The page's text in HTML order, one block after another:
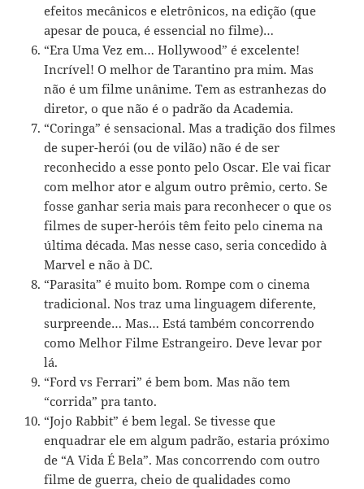
efeitos mecânicos e eletrônicos, na edição (que
apesar de pouca, é essencial no filme)…
“Era Uma Vez em… Hollywood” é excelente!
Incrível! O melhor de Tarantino pra mim. Mas
não é um filme unânime. Tem as estranhezas do
diretor, o que não é o padrão da Academia.
“Coringa” é sensacional. Mas a tradição dos filmes
de super-herói (ou de vilão) não é de ser
reconhecido a esse ponto pelo Oscar. Ele vai ficar
com melhor ator e algum outro prêmio, certo. Se
fosse ganhar seria mais para reconhecer o que os
filmes de super-heróis têm feito pelo cinema na
última década. Mas nesse caso, seria concedido à
Marvel e não à DC.
“Parasita” é muito bom. Rompe com o cinema
tradicional. Nos traz uma linguagem diferente,
surpreende… Mas… Está também concorrendo
como Melhor Filme Estrangeiro. Deve levar por
lá.
“Ford vs Ferrari” é bem bom. Mas não tem
“corrida” pra tanto.
“Jojo Rabbit” é bem legal. Se tivesse que
enquadrar ele em algum padrão, estaria próximo
de “A Vida É Bela”. Mas concorrendo com outro
filme de guerra, cheio de qualidades como